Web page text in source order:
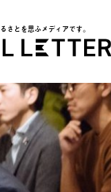
さとを思ふメディアです。